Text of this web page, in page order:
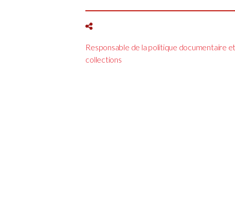
Responsable de la politique documentaire
collections